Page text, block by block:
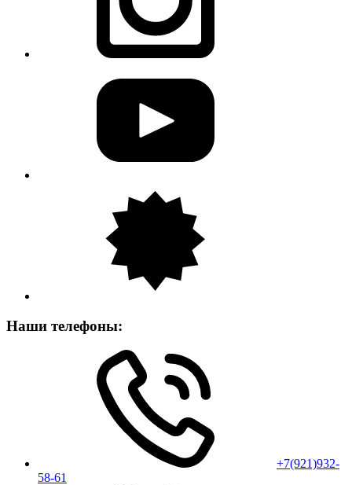
Наши телефоны:
+7(921)932-
58-61